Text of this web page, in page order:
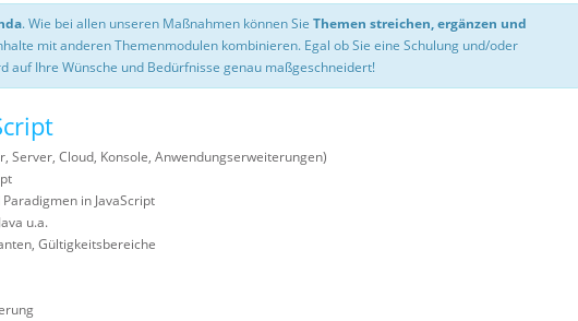
. Wie bei allen unseren Maßnahmen können Sie Themen streichen, ergänzen und
mit anderen Themenmodulen kombinieren. Egal ob Sie eine Schulung und/oder
auf Ihre Wünsche und Bedürfnisse genau maßgeschneidert!
Server, Cloud, Konsole, Anwendungserweiterungen)
in JavaScript
u.a.
Gültigkeitsbereiche